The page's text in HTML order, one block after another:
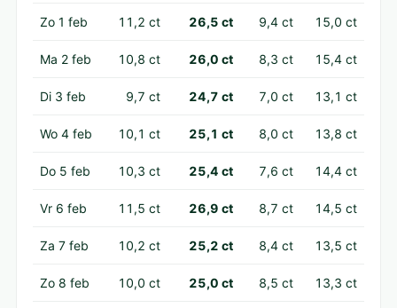
Zo 1 feb 11,2 ct 26,5 ct 9,4 ct 15,0 ct
Ma 2 feb 10,8 ct 26,0 ct 8,3 ct 15,4 ct
Di 3 feb 9,7 ct 24,7 ct 7,0 ct 13,1 ct
Wo 4 feb 10,1 ct 25,1 ct 8,0 ct 13,8 ct
Do 5 feb 10,3 ct 25,4 ct 7,6 ct 14,4 ct
Vr 6 feb 11,5 ct 26,9 ct 8,7 ct 14,5 ct
Za 7 feb 10,2 ct 25,2 ct 8,4 ct 13,5 ct
Zo 8 feb 10,0 ct 25,0 ct 8,5 ct 13,3 ct